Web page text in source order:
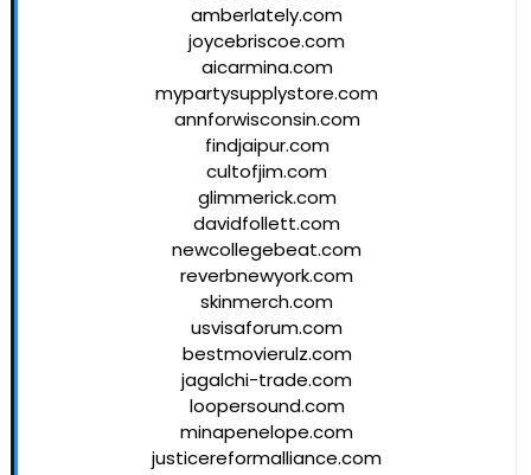
amberlately.com
joycebriscoe.com
aicarmina.com
mypartysupplystore.com
annforwisconsin.com
findjaipur.com
cultofjim.com
glimmerick.com
davidfollett.com
newcollegebeat.com
reverbnewyork.com
skinmerch.com
usvisaforum.com
bestmovierulz.com
jagalchi-trade.com
loopersound.com
minapenelope.com
justicereformalliance.com